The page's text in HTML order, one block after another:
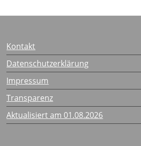
Kontakt
Datenschutzerklärung
Impressum
Transparenz
Aktualisiert am 01.08.2026